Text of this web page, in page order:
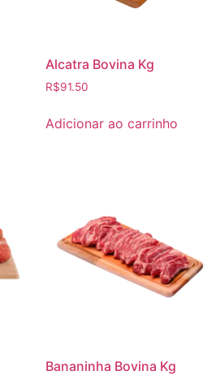
Alcatra Bovina Kg
R$91.50
Adicionar ao carrinho
Bananinha Bovina Kg